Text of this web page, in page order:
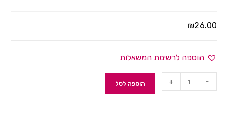
₪26.00
הוספה לרשימת המשאלות
-
+ הוספה לסל